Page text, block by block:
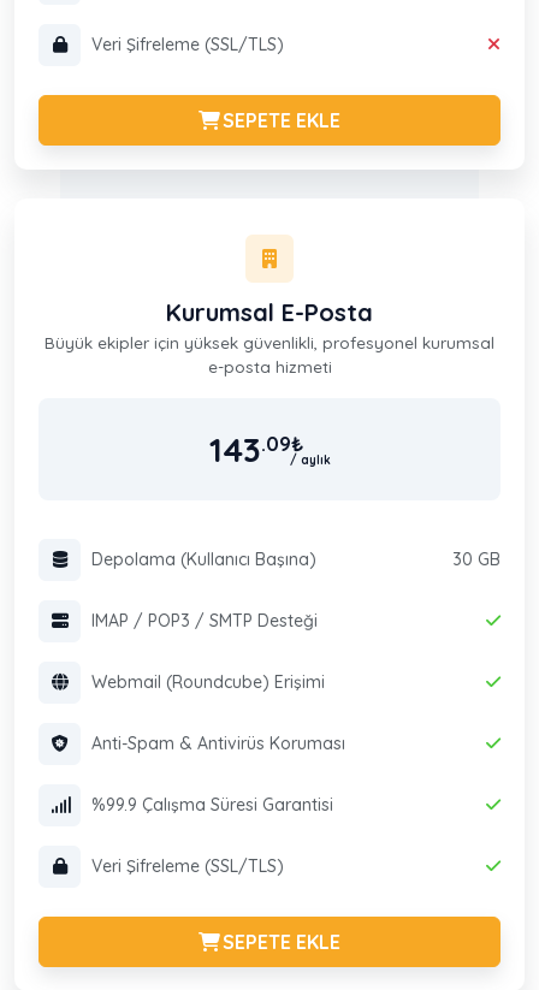
Veri Şifreleme (SSL/TLS)
SEPETE EKLE
Kurumsal E-Posta
Büyük ekipler için yüksek güvenlikli, profesyonel kurumsal
e-posta hizmeti
143.09₺
/ aylık
Depolama (Kullanıcı Başına) 30 GB
IMAP / POP3 / SMTP Desteği
Webmail (Roundcube) Erişimi
Anti-Spam & Antivirüs Koruması
%99.9 Çalışma Süresi Garantisi
Veri Şifreleme (SSL/TLS)
SEPETE EKLE